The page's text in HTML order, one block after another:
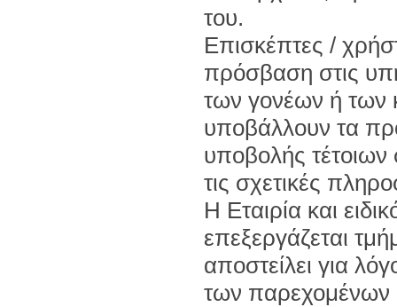
του.
Επισκέπτες /
πρόσβαση στις
των γονέων ή των
υποβάλλουν τα
υποβολής τέτοιων
τις σχετικές
Η Εταιρία και
επεξεργάζεται
αποστείλει για
των παρεχομένων